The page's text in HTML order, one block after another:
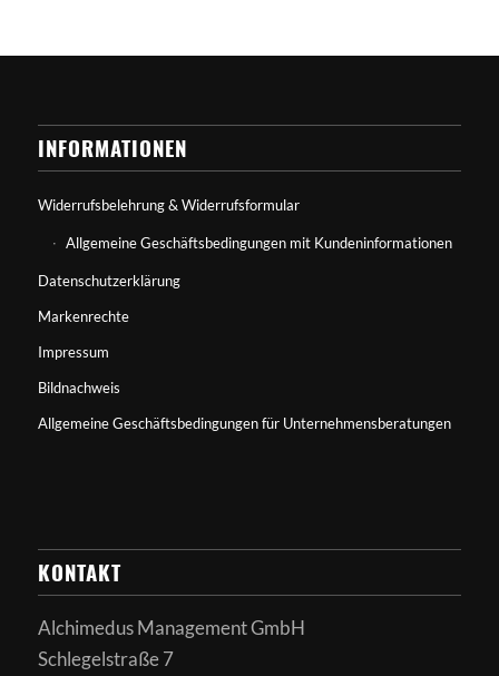
INFORMATIONEN
Widerrufsbelehrung & Widerrufsformular
Allgemeine Geschäftsbedingungen mit Kundeninformationen
Datenschutzerklärung
Markenrechte
Impressum
Bildnachweis
Allgemeine Geschäftsbedingungen für Unternehmensberatungen
KONTAKT
Alchimedus Management GmbH
Schlegelstraße 7